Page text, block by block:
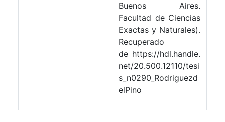
Buenos Aires.
Facultad de Ciencias
Exactas y Naturales).
Recuperado
de https://hdl.handle.
net/20.500.12110/tesi
s_n0290_Rodriguezd
elPino